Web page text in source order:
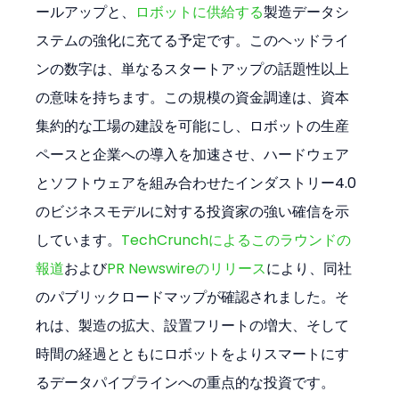
ールアップと、
ロボットに供給する製造データシ
ステムの強化に充てる予定です。このヘッドライ
ンの数字は、単なるスタートアップの話題性以上
の意味を持ちます。この規模の資金調達は、資本
集約的な工場の建設を可能にし、ロボットの生産
ペースと企業への導入を加速させ、ハードウェア
とソフトウェアを組み合わせたインダストリー4.0
のビジネスモデルに対する投資家の強い確信を示
しています。 TechCrunchによるこのラウンドの
報道およびPR Newswireのリリースにより、同社
のパブリックロードマップが確認されました。そ
れは、製造の拡大、設置フリートの増大、そして
時間の経過とともにロボットをよりスマートにす
るデータパイプラインへの重点的な投資です。